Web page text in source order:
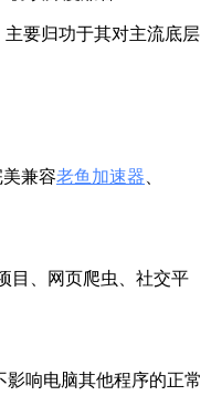
要归功于其对主流底层
兼容老鱼加速器
目、网页爬虫、社交平
响电脑其他程序的正常